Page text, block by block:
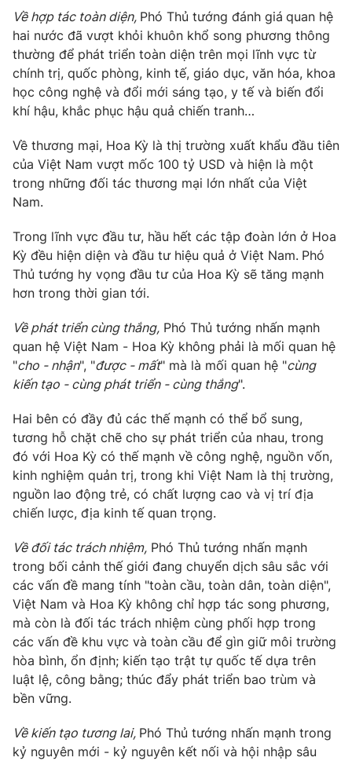
Cơ quan báo chí:
Giấy phép hoạt động báo in và báo điện tử số 483/GP-BTTTT
cấp ngày 29/12/2023
Tổng Biên tập: Vũ Thanh Thủy
Phó Tổng Biên tập:Nguyễn Thị Mỹ Hạnh, Phạm Quốc Thắng,
Nguyễn Trọng Ninh
Ðiện thoại Thời báo VTV:024.66 897 897
Email: toasoan@vtv.vn
Liên hệ quảng cáo:
024-7300.7108
® Cấm sao chép dưới mọi hình thức nếu không có sự chấp
thuận bằng văn bản. Ghi rõ nguồn VTV.vn khi phát hành lại
thông tin từ website này.
Về hợp tác toàn diện, Phó Thủ tướng đánh giá quan hệ
hai nước đã vượt khỏi khuôn khổ song phương thông
thường để phát triển toàn diện trên mọi lĩnh vực từ
chính trị, quốc phòng, kinh tế, giáo dục, văn hóa, khoa
học công nghệ và đổi mới sáng tạo, y tế và biến đổi
khí hậu, khắc phục hậu quả chiến tranh…
Về thương mại, Hoa Kỳ là thị trường xuất khẩu đầu tiên
của Việt Nam vượt mốc 100 tỷ USD và hiện là một
trong những đối tác thương mại lớn nhất của Việt
Nam.
Trong lĩnh vực đầu tư, hầu hết các tập đoàn lớn ở Hoa
Kỳ đều hiện diện và đầu tư hiệu quả ở Việt Nam. Phó
Thủ tướng hy vọng đầu tư của Hoa Kỳ sẽ tăng mạnh
hơn trong thời gian tới.
Về phát triển cùng thắng, Phó Thủ tướng nhấn mạnh
quan hệ Việt Nam - Hoa Kỳ không phải là mối quan hệ
"cho - nhận", "được - mất" mà là mối quan hệ "cùng
kiến tạo - cùng phát triển - cùng thắng".
Hai bên có đầy đủ các thế mạnh có thể bổ sung,
tương hỗ chặt chẽ cho sự phát triển của nhau, trong
đó với Hoa Kỳ có thế mạnh về công nghệ, nguồn vốn,
kinh nghiệm quản trị, trong khi Việt Nam là thị trường,
nguồn lao động trẻ, có chất lượng cao và vị trí địa
chiến lược, địa kinh tế quan trọng.
Về đối tác trách nhiệm, Phó Thủ tướng nhấn mạnh
trong bối cảnh thế giới đang chuyển dịch sâu sắc với
các vấn đề mang tính "toàn cầu, toàn dân, toàn diện",
Việt Nam và Hoa Kỳ không chỉ hợp tác song phương,
mà còn là đối tác trách nhiệm cùng phối hợp trong
các vấn đề khu vực và toàn cầu để gìn giữ môi trường
hòa bình, ổn định; kiến tạo trật tự quốc tế dựa trên
luật lệ, công bằng; thúc đẩy phát triển bao trùm và
bền vững.
Về kiến tạo tương lai, Phó Thủ tướng nhấn mạnh trong
kỷ nguyên mới - kỷ nguyên kết nối và hội nhập sâu